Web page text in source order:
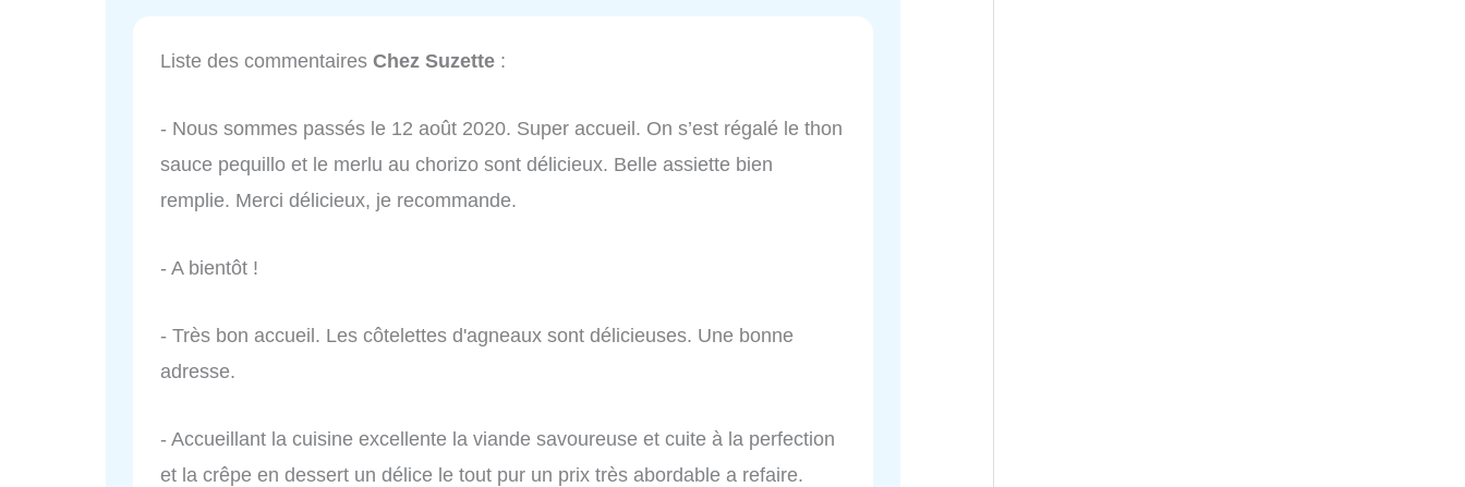
Liste des commentaires Chez Suzette :
- Nous sommes passés le 12 août 2020. Super accueil. On s’est régalé le thon
sauce pequillo et le merlu au chorizo sont délicieux. Belle assiette bien
remplie. Merci délicieux, je recommande.
- A bientôt !
- Très bon accueil. Les côtelettes d'agneaux sont délicieuses. Une bonne
adresse.
- Accueillant la cuisine excellente la viande savoureuse et cuite à la perfection
et la crêpe en dessert un délice le tout pur un prix très abordable a refaire.